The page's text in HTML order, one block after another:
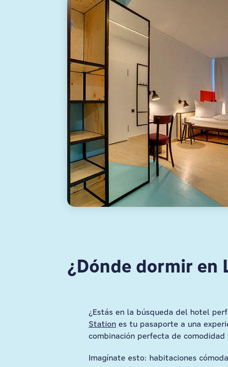
¿Dónde dormir en
¿Estás en la búsqueda del hotel
Station es tu pasaporte a una
combinación perfecta de comodidad
Imagínate esto: habitaciones